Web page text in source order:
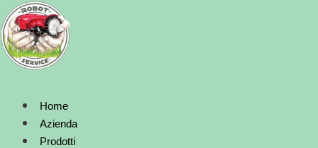
Vai
al
contenuto
Home
Azienda
Prodotti